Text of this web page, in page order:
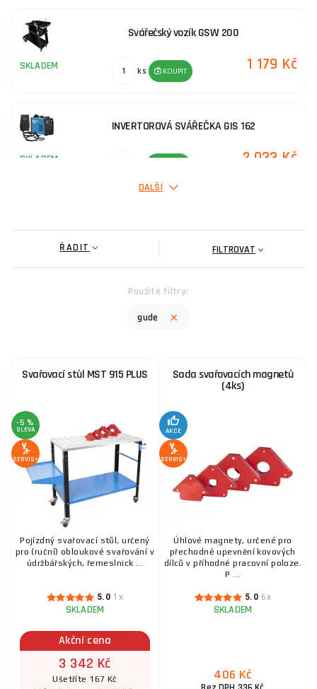
Svářečský vozík GSW 200
SKLADEM ks KOUPIT 1 179 Kč
INVERTOROVÁ SVÁŘEČKA GIS 162
SKLADEM 2 033 Kč
u dodavatele 246 Kč
Svařovací magnetický držák
SKLADEM ks KOUPIT
Plazmová řezačka GPS-E 40 A.2
KOUPIT
REDUKČNÍ VENTIL S FILTREM 1/4"
DALŠÍ
ŘADIT FILTROVAT
Použité filtry:
gude
Svařovací stůl MST 915 PLUS
-5 %
SLEVA
SERVIS+
Pojízdný svařovací stůl, určený
pro (ruční) obloukové svařování v
údržbářských, řemeslnick ...
5.0 1x
SKLADEM
Akční cena
3 342 Kč
Ušetříte 167 Kč
Sada svařovacích magnetů
(4ks)
AKCE
SERVIS+
Úhlové magnety, určené pro
přechodné upevnění kovových
dílců v příhodné pracovní poloze.
P ...
5.0 6x
SKLADEM
406 Kč